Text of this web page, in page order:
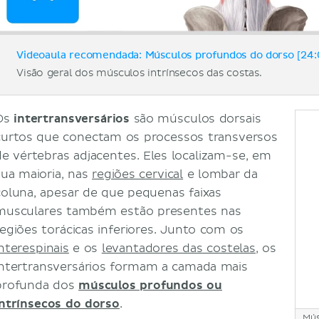
Videoaula recomendada: Músculos profundos do dorso
Visão geral dos músculos intrínsecos das costas.
intertransversários são músculos dorsais
que conectam os processos transversos
vértebras adjacentes. Eles localizam-se, em
maioria, nas regiões cervical e lombar da
apesar de que pequenas faixas
também estão presentes nas
torácicas inferiores. Junto com os
e os levantadores das costelas, os
formam a camada mais
dos músculos profundos ou
do dorso.